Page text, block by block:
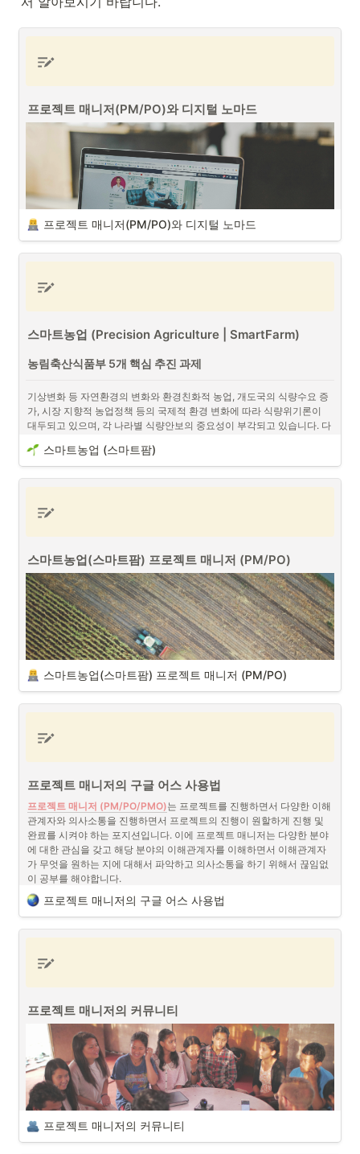
프로젝트 매니저(PM/PO)와 디지털 노마드
프로젝트 매니저(PM/PO)와 디지털 노마드 (출처 : Unsplash)
여 장소에 구애받지 않고 일하는 사람을 의미합니다.
프로젝트 매니저(PM/PO)로서 다양한 프로젝트를 진행 관리를 해온 경
험으로서 프로젝트 매니저는 디지털 노마드라는 단어와 매우 어울리는
삶에 대해서 생각해봐야할 것입니다. 개인적으로 디지털 노마드로서의
프로젝트 매니저(PM/PO)와 디지털 노마드
스마트농업 (Precision Agriculture | SmartFarm)
농림축산식품부 5개 핵심 추진 과제
기상변화 등 자연환경의 변화와 환경친화적 농업, 개도국의 식량수요 증
가, 시장 지향적 농업정책 등의 국제적 환경 변화에 따라 식량위기론이
대두되고 있으며, 각 나라별 식량안보의 중요성이 부각되고 있습니다. 다
스마트농업 (스마트팜)
스마트농업(스마트팜) 프로젝트 매니저 (PM/PO)
스마트농업(스마트팜) 프로젝트 매니저 (PM/PO) (출처 :
Unsplash)
스마트농업(스마트팜)은 IoT(사물인터넷) , AI(인공지능), 빅데이터, 센서
기술 등을 활용하여 농작물 재배, 동물 사육, 식물 공장 등의 농업 활동을
자동화하고 최적화하는 시스템을 의미하며 스마트팜 프로젝트 매니저
(Smart Farm Project Manager)는 기획, 실행, 관리 및 최종 결과물에 대
한 책임을 지는 전문가로서 이러한 첨단 기술들을 농업에 효과적으로 도
입하여 생산성과 효율성을 극대화하는 역할을 합니다.
해관계자와 의사소통을 하여 프로젝트를 원활하게 진행될 수 있도록 하
는 역할을 합니다. 농작물을 다루는 스마트농업(스마트팜) 프로젝트 매니
저는 프로젝트 매니저들 중에서 가장 다양한 배경의 이해관계자과 소통
을 하는 포지션이 아닌가 싶습니다.
스마트농업(스마트팜) 프로젝트 매니저 (PM/PO)
프로젝트 매니저의 구글 어스 사용법
프로젝트 매니저 (PM/PO/PMO)는 프로젝트를 진행하면서 다양한 이해
관계자와 의사소통을 진행하면서 프로젝트의 진행이 원할하게 진행 및
완료를 시켜야 하는 포지션입니다. 이에 프로젝트 매니저는 다양한 분야
에 대한 관심을 갖고 해당 분야의 이해관계자를 이해하면서 이해관계자
가 무엇을 원하는 지에 대해서 파악하고 의사소통을 하기 위해서 끊임없
이 공부를 해야합니다.
체계적 관리와 시각화 - 구글 어스
진행될 수 있을까에 대해서 고민합니다. 이러한 문제를 해결하기 위해서
다양한 협업툴 서비스들이 등장하고 있습니다. 예를 들면 노션 (Notion),
피그마 (Figma), 깃허브 (Github) 등이 있습니다. 이러한 툴들은 앱이나
웹을 개발하는 데 보다 쉽게 체계적으로 관리하고 시각화를 해서 프로젝
트 팀원들간의 의사소통을 원활하게 진행시킵니다.
프로젝트 매니저의 구글 어스 사용법
프로젝트 매니저의 커뮤니티
프로젝트 매니저의 커뮤니티